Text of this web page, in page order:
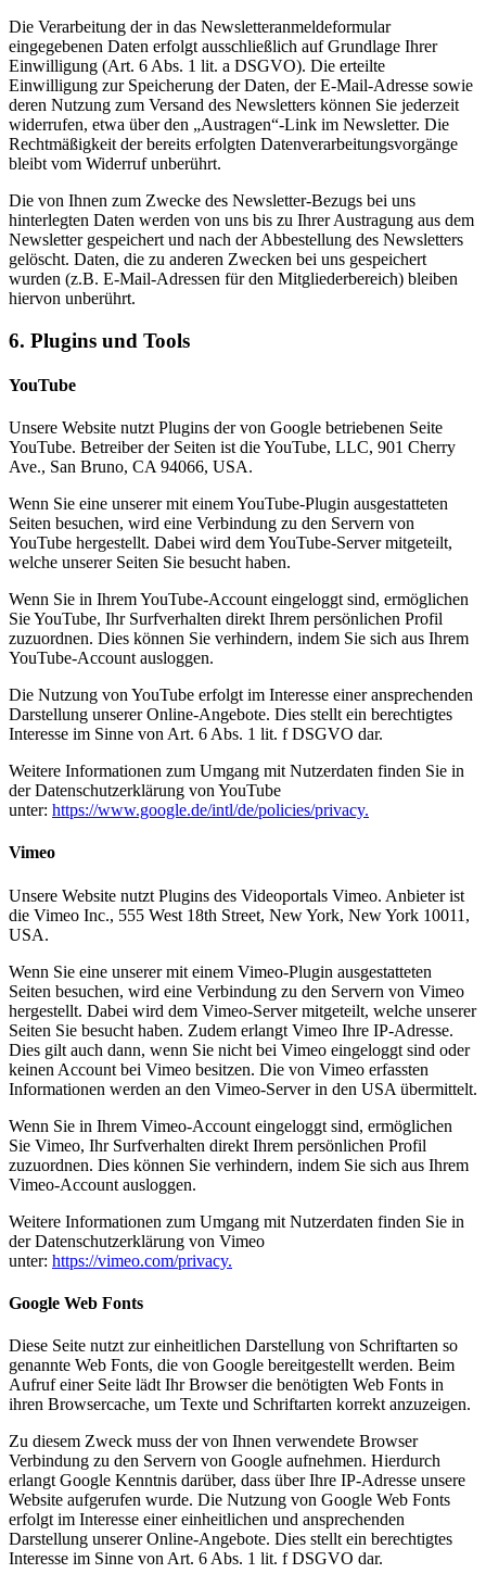
Die Verarbeitung der in das Newsletteranmeldeformular
eingegebenen Daten erfolgt ausschließlich auf Grundlage Ihrer
Einwilligung (Art. 6 Abs. 1 lit. a DSGVO). Die erteilte
Einwilligung zur Speicherung der Daten, der E-Mail-Adresse sowie
deren Nutzung zum Versand des Newsletters können Sie jederzeit
widerrufen, etwa über den „Austragen“-Link im Newsletter. Die
Rechtmäßigkeit der bereits erfolgten Datenverarbeitungsvorgänge
bleibt vom Widerruf unberührt.
Die von Ihnen zum Zwecke des Newsletter-Bezugs bei uns
hinterlegten Daten werden von uns bis zu Ihrer Austragung aus dem
Newsletter gespeichert und nach der Abbestellung des Newsletters
gelöscht. Daten, die zu anderen Zwecken bei uns gespeichert
wurden (z.B. E-Mail-Adressen für den Mitgliederbereich) bleiben
hiervon unberührt.
6. Plugins und Tools
YouTube
Unsere Website nutzt Plugins der von Google betriebenen Seite
YouTube. Betreiber der Seiten ist die YouTube, LLC, 901 Cherry
Ave., San Bruno, CA 94066, USA.
Wenn Sie eine unserer mit einem YouTube-Plugin ausgestatteten
Seiten besuchen, wird eine Verbindung zu den Servern von
YouTube hergestellt. Dabei wird dem YouTube-Server mitgeteilt,
welche unserer Seiten Sie besucht haben.
Wenn Sie in Ihrem YouTube-Account eingeloggt sind, ermöglichen
Sie YouTube, Ihr Surfverhalten direkt Ihrem persönlichen Profil
zuzuordnen. Dies können Sie verhindern, indem Sie sich aus Ihrem
YouTube-Account ausloggen.
Die Nutzung von YouTube erfolgt im Interesse einer ansprechenden
Darstellung unserer Online-Angebote. Dies stellt ein berechtigtes
Interesse im Sinne von Art. 6 Abs. 1 lit. f DSGVO dar.
Weitere Informationen zum Umgang mit Nutzerdaten finden Sie in
der Datenschutzerklärung von YouTube
unter: https://www.google.de/intl/de/policies/privacy.
Vimeo
Unsere Website nutzt Plugins des Videoportals Vimeo. Anbieter ist
die Vimeo Inc., 555 West 18th Street, New York, New York 10011,
USA.
Wenn Sie eine unserer mit einem Vimeo-Plugin ausgestatteten
Seiten besuchen, wird eine Verbindung zu den Servern von Vimeo
hergestellt. Dabei wird dem Vimeo-Server mitgeteilt, welche unserer
Seiten Sie besucht haben. Zudem erlangt Vimeo Ihre IP-Adresse.
Dies gilt auch dann, wenn Sie nicht bei Vimeo eingeloggt sind oder
keinen Account bei Vimeo besitzen. Die von Vimeo erfassten
Informationen werden an den Vimeo-Server in den USA übermittelt.
Wenn Sie in Ihrem Vimeo-Account eingeloggt sind, ermöglichen
Sie Vimeo, Ihr Surfverhalten direkt Ihrem persönlichen Profil
zuzuordnen. Dies können Sie verhindern, indem Sie sich aus Ihrem
Vimeo-Account ausloggen.
Weitere Informationen zum Umgang mit Nutzerdaten finden Sie in
der Datenschutzerklärung von Vimeo
unter: https://vimeo.com/privacy.
Google Web Fonts
Diese Seite nutzt zur einheitlichen Darstellung von Schriftarten so
genannte Web Fonts, die von Google bereitgestellt werden. Beim
Aufruf einer Seite lädt Ihr Browser die benötigten Web Fonts in
ihren Browsercache, um Texte und Schriftarten korrekt anzuzeigen.
Zu diesem Zweck muss der von Ihnen verwendete Browser
Verbindung zu den Servern von Google aufnehmen. Hierdurch
erlangt Google Kenntnis darüber, dass über Ihre IP-Adresse unsere
Website aufgerufen wurde. Die Nutzung von Google Web Fonts
erfolgt im Interesse einer einheitlichen und ansprechenden
Darstellung unserer Online-Angebote. Dies stellt ein berechtigtes
Interesse im Sinne von Art. 6 Abs. 1 lit. f DSGVO dar.